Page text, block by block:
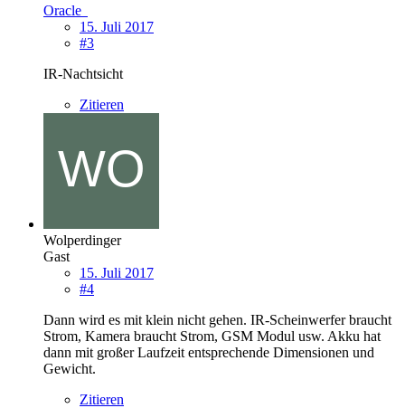
Oracle
15. Juli 2017
#3
IR-Nachtsicht
Zitieren
Wolperdinger
Gast
15. Juli 2017
#4
Dann wird es mit klein nicht gehen. IR-Scheinwerfer braucht
Strom, Kamera braucht Strom, GSM Modul usw. Akku hat
dann mit großer Laufzeit entsprechende Dimensionen und
Gewicht.
Zitieren